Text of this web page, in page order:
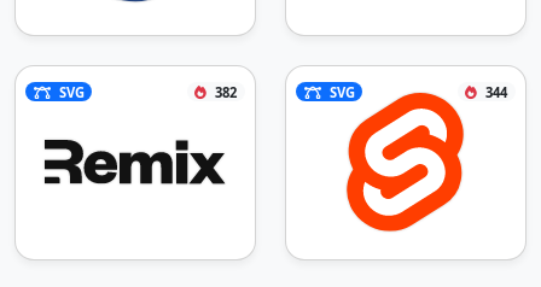
SVG 382 SVG 344